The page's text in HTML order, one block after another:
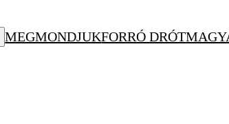
MEGMONDJUKFORRÓ DRÓT